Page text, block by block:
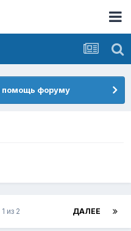
помощь форуму
ДАЛЕЕ
из 2